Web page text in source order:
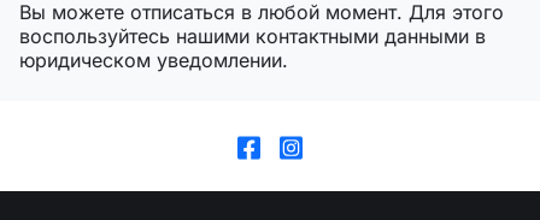
Вы можете отписаться в любой момент. Для этого
воспользуйтесь нашими контактными данными в
юридическом уведомлении.